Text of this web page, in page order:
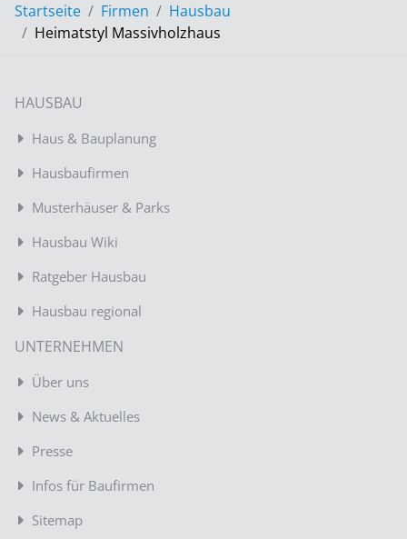
Startseite Firmen
Hausbau
Heimatstyl Massivholzhaus
HAUSBAU
Haus & Bauplanung
Hausbaufirmen
Musterhäuser & Parks
Hausbau Wiki
Ratgeber Hausbau
Hausbau regional
UNTERNEHMEN
Über uns
News & Aktuelles
Presse
Infos für Baufirmen
Sitemap